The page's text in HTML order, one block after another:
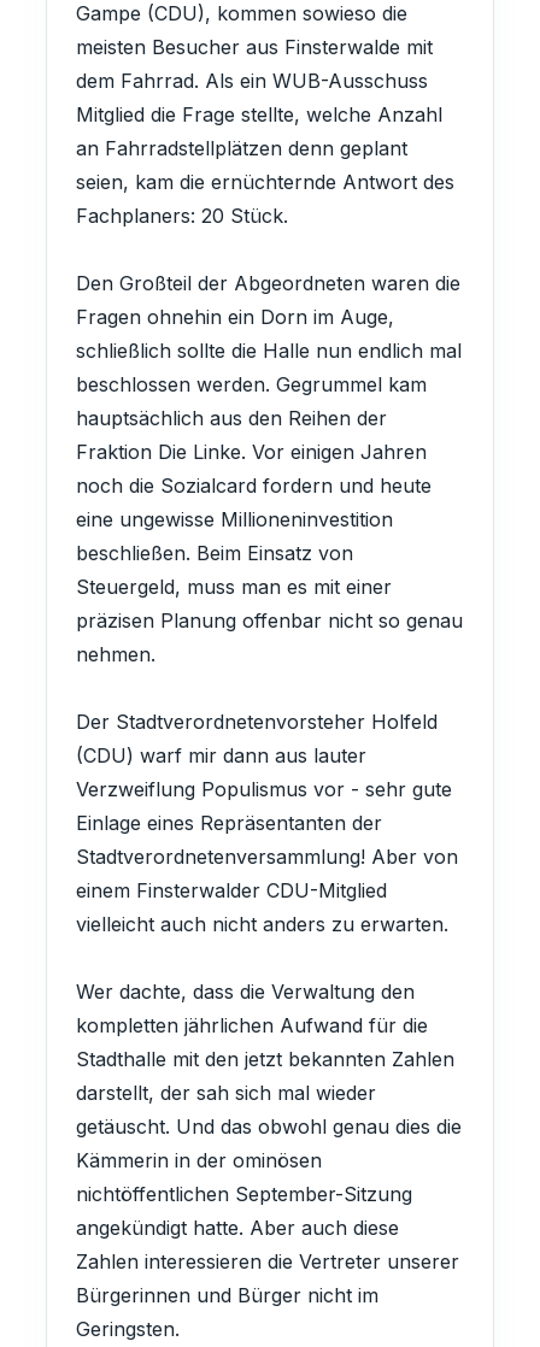
Gampe (CDU), kommen sowieso die
meisten Besucher aus Finsterwalde mit
dem Fahrrad. Als ein WUB-Ausschuss
Mitglied die Frage stellte, welche Anzahl
an Fahrradstellplätzen denn geplant
seien, kam die ernüchternde Antwort des
Fachplaners: 20 Stück.
Den Großteil der Abgeordneten waren die
Fragen ohnehin ein Dorn im Auge,
schließlich sollte die Halle nun endlich mal
beschlossen werden. Gegrummel kam
hauptsächlich aus den Reihen der
Fraktion Die Linke. Vor einigen Jahren
noch die Sozialcard fordern und heute
eine ungewisse Millioneninvestition
beschließen. Beim Einsatz von
Steuergeld, muss man es mit einer
präzisen Planung offenbar nicht so genau
nehmen.
Der Stadtverordnetenvorsteher Holfeld
(CDU) warf mir dann aus lauter
Verzweiflung Populismus vor - sehr gute
Einlage eines Repräsentanten der
Stadtverordnetenversammlung! Aber von
einem Finsterwalder CDU-Mitglied
vielleicht auch nicht anders zu erwarten.
Wer dachte, dass die Verwaltung den
kompletten jährlichen Aufwand für die
Stadthalle mit den jetzt bekannten Zahlen
darstellt, der sah sich mal wieder
getäuscht. Und das obwohl genau dies die
Kämmerin in der ominösen
nichtöffentlichen September-Sitzung
angekündigt hatte. Aber auch diese
Zahlen interessieren die Vertreter unserer
Bürgerinnen und Bürger nicht im
Geringsten.